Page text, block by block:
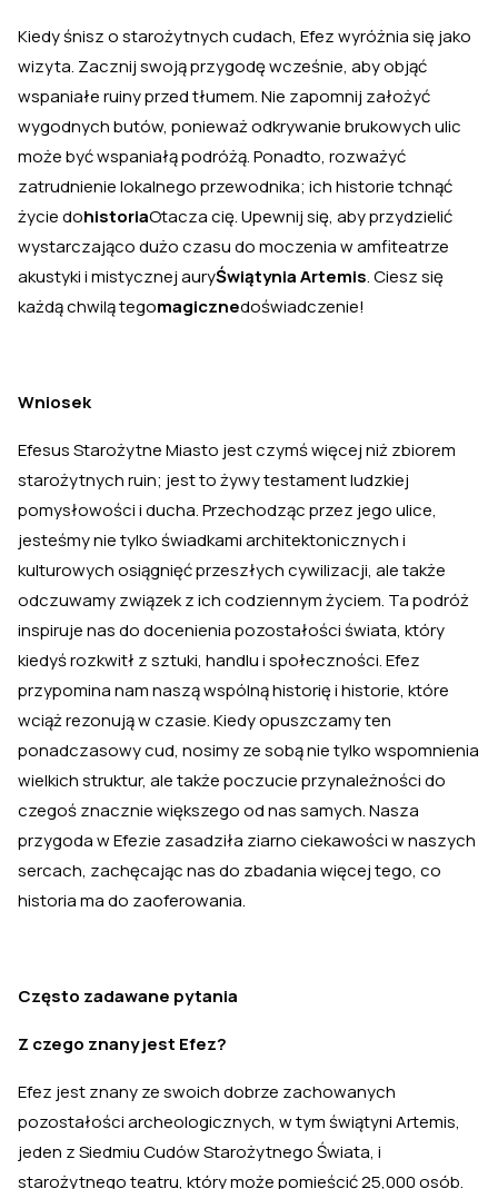
Kiedy śnisz o starożytnych cudach, Efez wyróżnia się jako
wizyta. Zacznij swoją przygodę wcześnie, aby objąć
wspaniałe ruiny przed tłumem. Nie zapomnij założyć
wygodnych butów, ponieważ odkrywanie brukowych ulic
może być wspaniałą podróżą. Ponadto, rozważyć
zatrudnienie lokalnego przewodnika; ich historie tchnąć
życie dohistoriaOtacza cię. Upewnij się, aby przydzielić
wystarczająco dużo czasu do moczenia w amfiteatrze
akustyki i mistycznej auryŚwiątynia Artemis. Ciesz się
każdą chwilą tegomagicznedoświadczenie!
Wniosek
Efesus Starożytne Miasto jest czymś więcej niż zbiorem
starożytnych ruin; jest to żywy testament ludzkiej
pomysłowości i ducha. Przechodząc przez jego ulice,
jesteśmy nie tylko świadkami architektonicznych i
kulturowych osiągnięć przeszłych cywilizacji, ale także
odczuwamy związek z ich codziennym życiem. Ta podróż
inspiruje nas do docenienia pozostałości świata, który
kiedyś rozkwitł z sztuki, handlu i społeczności. Efez
przypomina nam naszą wspólną historię i historie, które
wciąż rezonują w czasie. Kiedy opuszczamy ten
ponadczasowy cud, nosimy ze sobą nie tylko wspomnienia
wielkich struktur, ale także poczucie przynależności do
czegoś znacznie większego od nas samych. Nasza
przygoda w Efezie zasadziła ziarno ciekawości w naszych
sercach, zachęcając nas do zbadania więcej tego, co
historia ma do zaoferowania.
Często zadawane pytania
Z czego znany jest Efez?
Efez jest znany ze swoich dobrze zachowanych
pozostałości archeologicznych, w tym świątyni Artemis,
jeden z Siedmiu Cudów Starożytnego Świata, i
starożytnego teatru, który może pomieścić 25,000 osób.